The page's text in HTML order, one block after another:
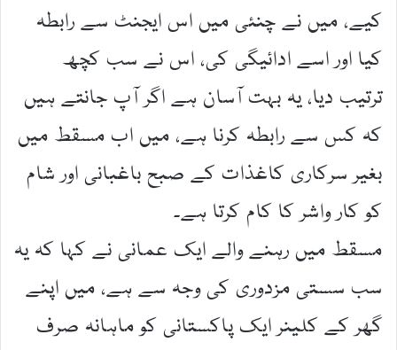
کیے، میں نے چنئی میں اس ایجنٹ سے رابطہ
کیا اور اسے ادائیگی کی، اس نے سب کچھ
ترتیب دیا، یہ بہت آسان ہے اگر آپ جانتے ہیں
کہ کس سے رابطہ کرنا ہے، میں اب مسقط میں
بغیر سرکاری کاغذات کے صبح باغبانی اور شام
کو کار واشر کا کام کرتا ہے۔
مسقط میں رہنے والے ایک عمانی نے کہا کہ یہ
سب سستی مزدوری کی وجہ سے ہے، میں اپنے
گھر کے کلینر ایک پاکستانی کو ماہانہ صرف